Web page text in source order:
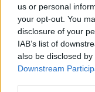
us or personal
your opt-out. You
disclosure of your
IAB’s list of
also be disclosed
Downstream
A